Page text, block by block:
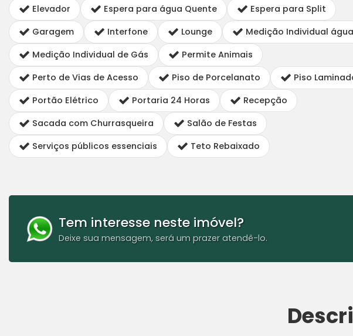
Elevador
Espera para água Quente
Espera para Split
Garagem
Interfone Lounge
Medição Individual água
Medição Individual de Gás
Permite Animais
Perto de Vias de Acesso
Piso de Porcelanato
Piso
Portão Elétrico
Portaria 24 Horas
Recepção
Sacada com Churrasqueira
Salão de Festas
Serviços públicos essenciais
Teto Rebaixado
Tem interesse neste imóvel?
Deixe sua mensagem, será um prazer atendê-lo.